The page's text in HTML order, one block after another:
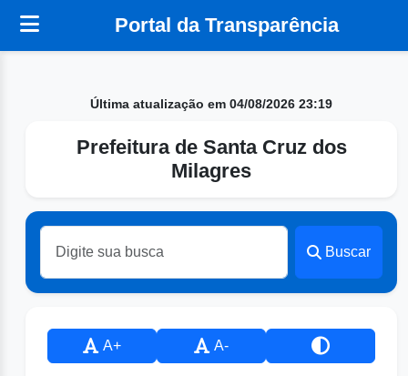
Portal da Transparência
Última atualização em 04/08/2026 23:19
Prefeitura de Santa Cruz dos
Milagres
Buscar
A+ A-